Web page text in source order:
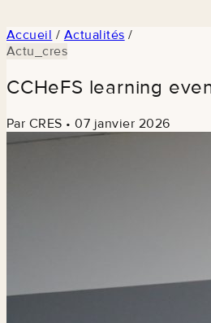
Accueil / Actualités /
Actu_cres
CCHeFS learning
Par CRES • 07 janvier 2026